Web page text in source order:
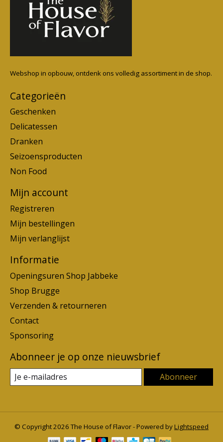
Webshop in opbouw, ontdenk ons volledig assortiment in de shop.
Categorieën
Geschenken
Delicatessen
Dranken
Seizoensproducten
Non Food
Mijn account
Registreren
Mijn bestellingen
Mijn verlanglijst
Informatie
Openingsuren Shop Jabbeke
Shop Brugge
Verzenden & retourneren
Contact
Sponsoring
Abonneer je op onze nieuwsbrief
Abonneer
© Copyright 2026 The House of Flavor - Powered byLightspeed